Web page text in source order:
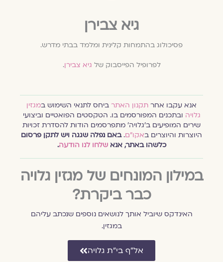
גיא צבירן
פסיכולוג בהתמחות קלינית ומלמד בבתי מדרש.
לפרופיל הפייסבוק שלגיא צבירן.
אנא עקבו אחרתקנון האתרביחס לתנאי השימוש ב מגזין
גלויהובתכנים המפורסמים בו. הטקסטים הפואטיים וביצועי
שירים המופיעים ב׳גלויה׳ מתפרסמים הודות להסדרת זכויות
היוצרות והיוצרים ב אקו״ם.באם נפלה שגגה ויש לתקן פרסום
כלשהו באתר, אנאשלחו לנו הודעה.
במילון המונחים של מגזין גלויה
כבר ביקרת?
האינדקס שיוביל אותך לנושאים נוספים שנכתב עליהם
במגזין.
אל״ף בי״ת גלויה